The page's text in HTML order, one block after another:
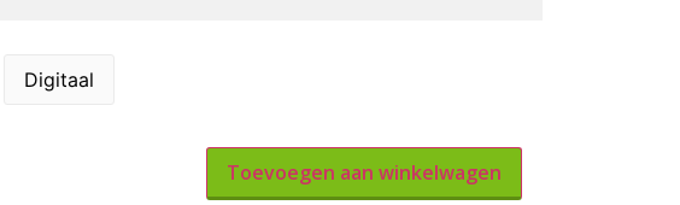
Digitaal
Toevoegen aan winkelwagen